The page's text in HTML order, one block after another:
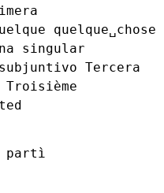
quelque␣chose
singular
subjuntivo Tercera
Troisième
partì